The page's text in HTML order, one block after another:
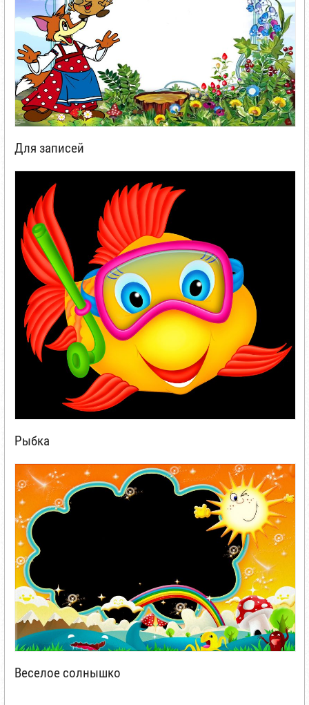
Для записей
Рыбка
Веселое солнышко